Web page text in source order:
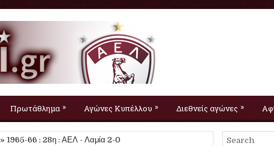
Πρωτάθλημα » Αγώνες Κυπέλλου » Διεθνείς αγώνες »
» 1965-66 : 28η : ΑΕΛ - Λαμία 2-0